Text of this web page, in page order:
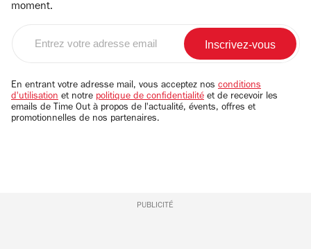
moment.
email
En entrant votre adresse mail, vous acceptez nos conditions
d'utilisation et notre politique de confidentialité et de recevoir les
emails de Time Out à propos de l'actualité, évents, offres et
promotionnelles de nos partenaires.
PUBLICITÉ